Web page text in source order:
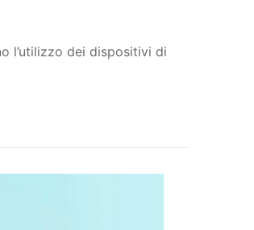
l’utilizzo dei dispositivi di